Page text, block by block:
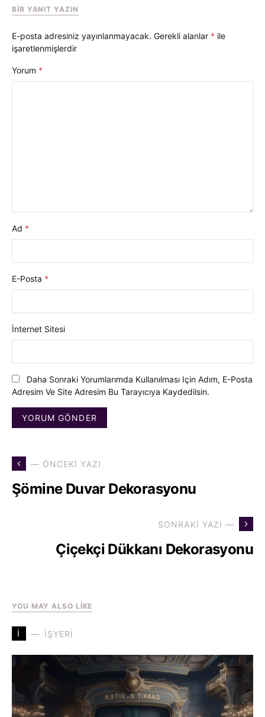
BIR YANIT YAZIN
E-posta adresiniz yayınlanmayacak. Gerekli alanlar * ile
işaretlenmişlerdir
Yorum *
Ad *
E-Posta *
İnternet Sitesi
Daha Sonraki Yorumlarımda Kullanılması Için Adım, E-Posta
Adresim Ve Site Adresim Bu Tarayıcıya Kaydedilsin.
— ÖNCEKI YAZI
Şömine Duvar Dekorasyonu
SONRAKI YAZI —
Çiçekçi Dükkanı Dekorasyonu
YOU MAY ALSO LIKE
İ İŞYERI